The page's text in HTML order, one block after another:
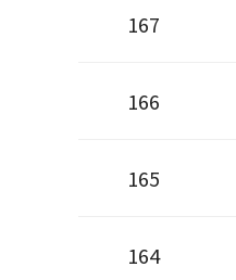
167
166
165
164